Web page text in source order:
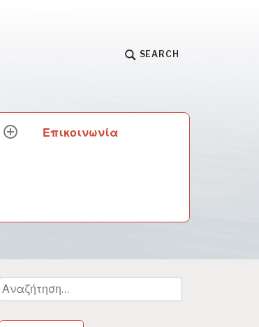
SEARCH
expandΕπικοινωνία
Αναζήτηση
για: